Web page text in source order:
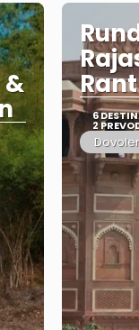
&
6
2